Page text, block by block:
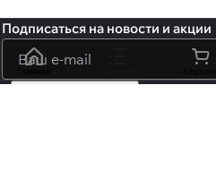
Подписаться на новости и акции
политикой